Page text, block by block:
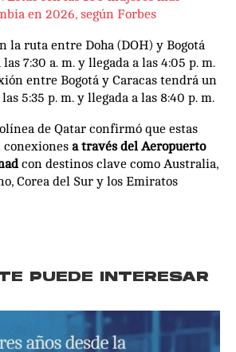
en 2026, según Forbes
la ruta entre Doha (DOH) y Bogotá
7:30 a. m. y llegada a las 4:05 p. m.
entre Bogotá y Caracas tendrá un
5:35 p. m. y llegada a las 8:40 p. m.
de Qatar confirmó que estas
a través del Aeropuerto
con destinos clave como Australia,
Corea del Sur y los Emiratos
PUEDE INTERESAR